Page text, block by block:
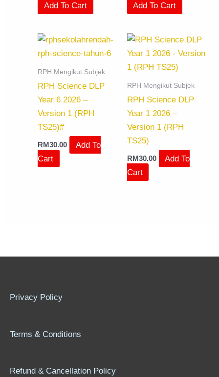
Add To Cart Add To Cart
RPH Mengikut Subjek
RPH Science DLP
Year 6 2026 –
Version 1 (RPH
TS25)#
RM30.00
Add To
Cart
RPH Mengikut Subjek
RPH Science DLP
Year 1 2026 –
Version 1 (RPH
TS25)
RM30.00
Add To
Cart
Privacy Policy
Terms & Conditions
Refund & Cancellation Policy